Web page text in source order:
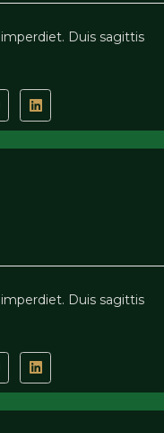
Duis sagittis
Duis sagittis